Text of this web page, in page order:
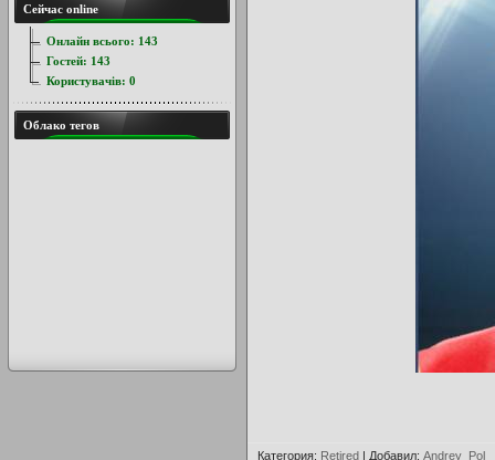
Категория: Retired | Добавил: Andrey_Pol
Сейчас online
Онлайн всього: 143
Гостей: 143
Користувачів: 0
Облако тегов